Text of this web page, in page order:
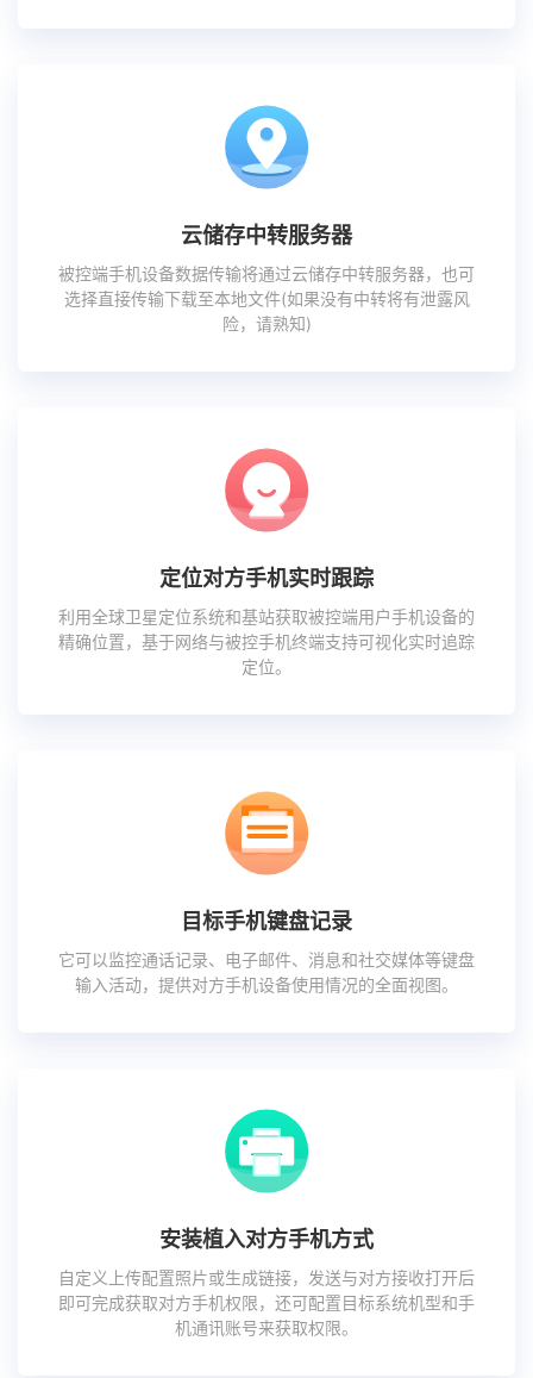
云储存中转服务器
被控端手机设备数据传输将通过云储存中转服务器，也可
选择直接传输下载至本地文件(如果没有中转将有泄露风
险，请熟知)
定位对方手机实时跟踪
利用全球卫星定位系统和基站获取被控端用户手机设备的
精确位置，基于网络与被控手机终端支持可视化实时追踪
定位。
目标手机键盘记录
它可以监控通话记录、电子邮件、消息和社交媒体等键盘
输入活动，提供对方手机设备使用情况的全面视图。
安装植入对方手机方式
自定义上传配置照片或生成链接，发送与对方接收打开后
即可完成获取对方手机权限，还可配置目标系统机型和手
机通讯账号来获取权限。